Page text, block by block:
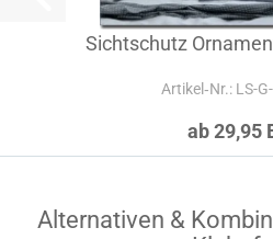
Sichtschutz
Artikel‑Nr.: LS-
ab 29,95
Alternativen &